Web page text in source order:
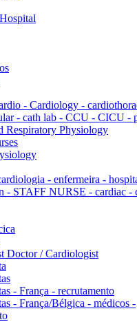
- Cardiology -
- cath lab - CCU - CICU -
Respiratory Physiology
- enfermeira -
- STAFF NURSE - cardiac -
Doctor / Cardiologist
- França - recrutamento
- França/Bélgica - médicos -